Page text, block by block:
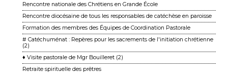
Rencontre nationale des Chrétiens en Grande École
Rencontre diocésaine de tous les responsables de catéchèse en paroisse
Formation des membres des Équipes de Coordination Pastorale
# Catéchuménat : Repères pour les sacrements de l'initiation chrétienne
(2)
♦ Visite pastorale de Mgr Bouilleret (2)
Retraite spirituelle des prêtres